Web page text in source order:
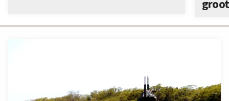
groot